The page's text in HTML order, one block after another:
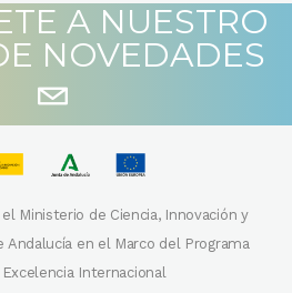
A NUESTRO
NOVEDADES
Ministerio de Ciencia, Innovación y
Andalucía en el Marco del Programa
Internacional